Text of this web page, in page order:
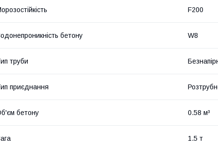
F200
бетону W8
труби
приєднання
бетону 0.58 м³
1.5 т